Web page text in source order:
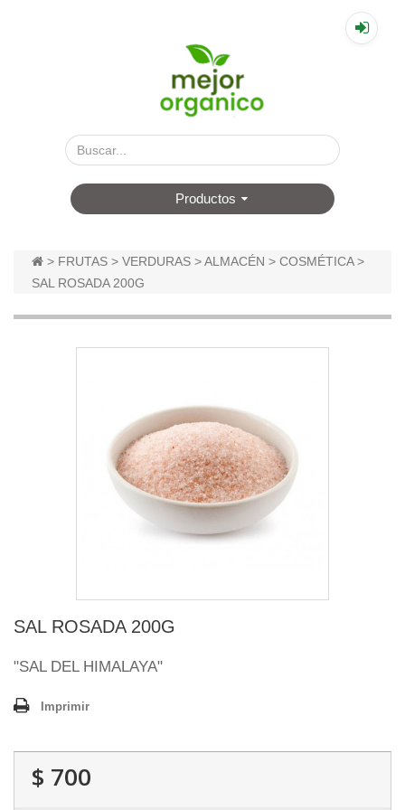
▤
Productos
> FRUTAS > VERDURAS >ALMACÉN > COSMÉTICA >
SAL ROSADA 200G
SAL ROSADA 200G
"SAL DEL HIMALAYA"
Imprimir
$ 700